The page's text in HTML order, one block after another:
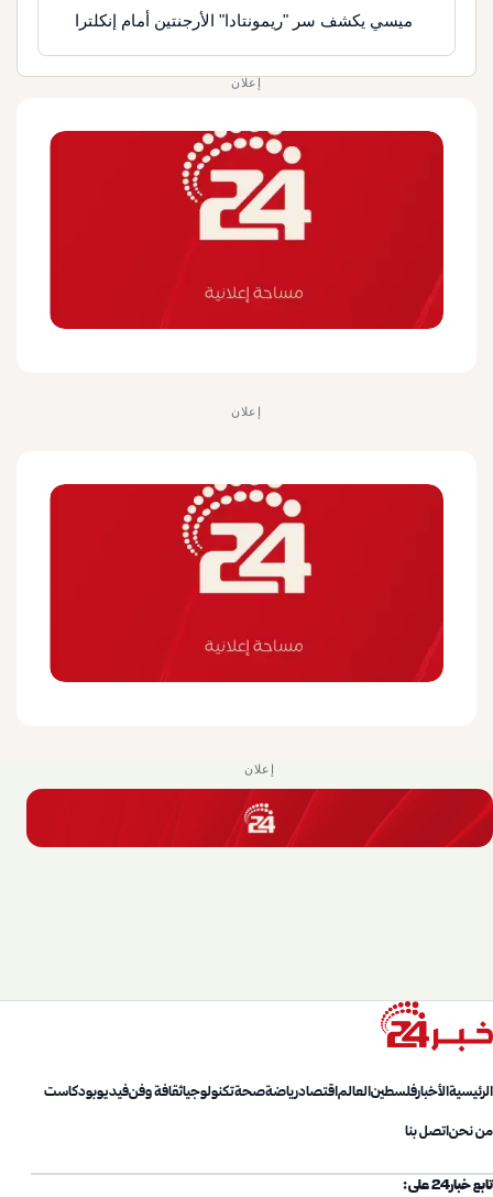
ميسي يكشف سر "ريمونتادا" الأرجنتين أمام إنكلترا
إعلان
إعلان
إعلان
الرئيسيةالأخبارفلسطينالعالماقتصادرياضةصحةتكنولوجياثقافة وفنفيديوبودكاست
من نحناتصل بنا
تابع خبار24 على: